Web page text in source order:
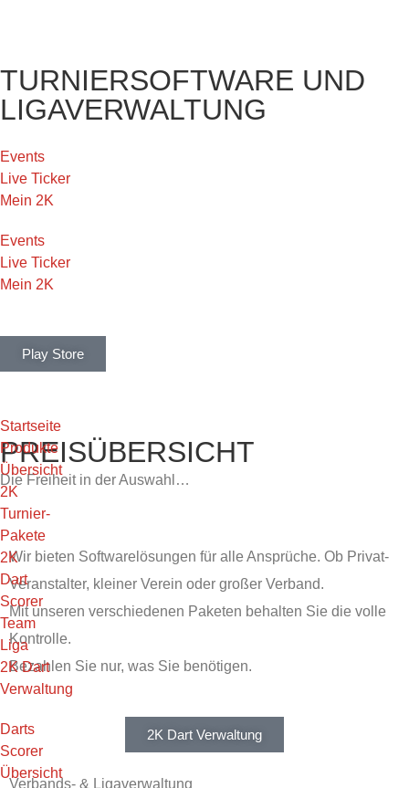
TURNIERSOFTWARE UND
LIGAVERWALTUNG
Events
Live Ticker
Mein 2K
Events
Live Ticker
Mein 2K
Play Store
Startseite
Produkte
Übersicht
2K
Turnier-
Pakete
2K
Dart
Scorer
Team
Liga
2K Dart
Verwaltung
Darts
Scorer
Übersicht
PREISÜBERSICHT
Die Freiheit in der Auswahl…
Wir bieten Softwarelösungen für alle Ansprüche. Ob Privat-
Veranstalter, kleiner Verein oder großer Verband.
Mit unseren verschiedenen Paketen behalten Sie die volle
Kontrolle.
Bezahlen Sie nur, was Sie benötigen.
2K Dart Verwaltung
Verbands- & Ligaverwaltung